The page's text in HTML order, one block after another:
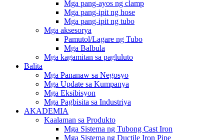
Mga pang-ayos ng clamp
Mga pang-ipit ng hose
Mga pang-ipit ng tubo
Mga aksesorya
Pamutol/Lagare ng Tubo
Mga Balbula
Mga kagamitan sa pagluluto
Balita
Mga Pananaw sa Negosyo
Mga Update sa Kumpanya
Mga Eksibisyon
Mga Pagbisita sa Industriya
AKADEMIA
Kaalaman sa Produkto
Mga Sistema ng Tubong Cast Iron
Mga Sistema ng Ductile Iron Pipe